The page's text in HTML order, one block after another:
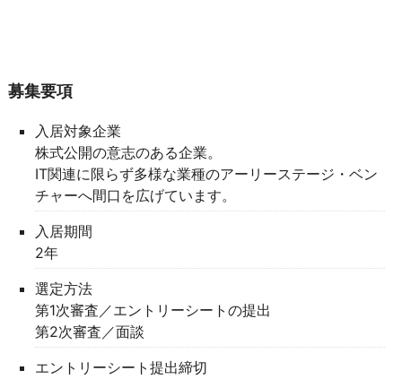
募集要項
入居対象企業
株式公開の意志のある企業。
IT関連に限らず多様な業種のアーリーステージ・ベン
チャーへ間口を広げています。
入居期間
2年
選定方法
第1次審査／エントリーシートの提出
第2次審査／面談
エントリーシート提出締切